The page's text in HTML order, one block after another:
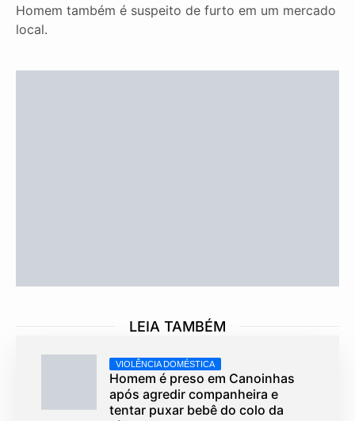
Homem também é suspeito de furto em um mercado
local.
LEIA TAMBÉM
VIOLÊNCIA DOMÉSTICA
Homem é preso em Canoinhas
após agredir companheira e
tentar puxar bebê do colo da